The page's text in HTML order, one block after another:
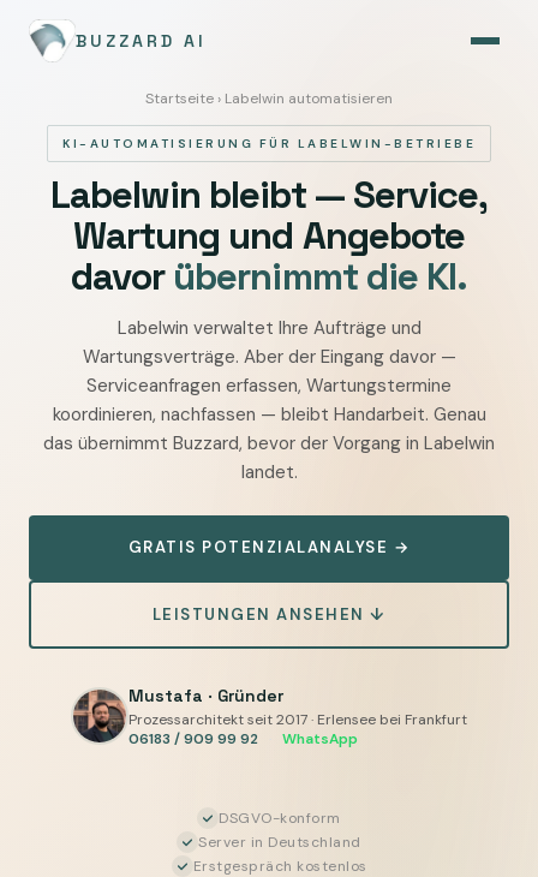
BUZZARD AI
Startseite › Labelwin automatisieren
KI-AUTOMATISIERUNG FÜR LABELWIN-BETRIEBE
Labelwin bleibt — Service,
Wartung und Angebote
davor übernimmt die KI.
Labelwin
mit
KI
automatisieren
—
und
Wartungsvorgänge
vorbereiten,
Sie
frei
Labelwin verwaltet Ihre Aufträge und
Wartungsverträge. Aber der Eingang davor —
Serviceanfragen erfassen, Wartungstermine
koordinieren, nachfassen — bleibt Handarbeit. Genau
das übernimmt Buzzard, bevor der Vorgang in Labelwin
landet.
GRATIS POTENZIALANALYSE →
LEISTUNGEN ANSEHEN ↓
Mustafa · Gründer
Prozessarchitekt seit 2017 · Erlensee bei Frankfurt
06183 / 909 99 92
WhatsApp
DSGVO-konform
Server in Deutschland
Erstgespräch kostenlos